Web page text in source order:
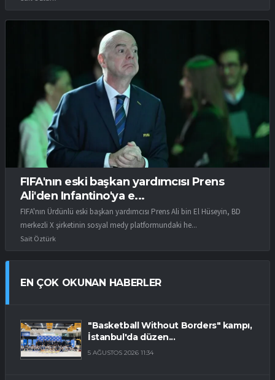
FIFA'nın eski başkan yardımcısı Prens
Ali'den Infantino'ya e...
FIFA'nın Ürdünlü eski başkan yardımcısı Prens Ali bin El Hüseyin, BD
merkezli X şirketinin sosyal medy platformundaki he...
Sait Öztürk
EN ÇOK OKUNAN HABERLER
"Basketball Without Borders" kampı,
İstanbul'da düzen...
5 AĞUSTOS 2026 11:34